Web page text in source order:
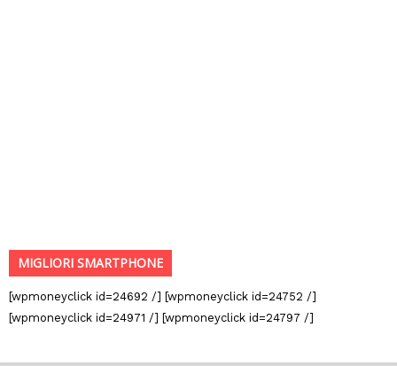
MIGLIORI SMARTPHONE
[wpmoneyclick id=24692 /] [wpmoneyclick id=24752 /]
[wpmoneyclick id=24971 /] [wpmoneyclick id=24797 /]